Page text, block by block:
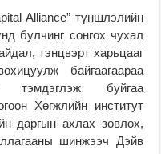
Alliance” түншлэлийн
булчинг сонгох чухал
тэнцвэрт харьцааг
байгаагаараа
тэмдэглэж буйгаа
Хөгжлийн институт
даргын ахлах зөвлөх,
шинжээч Дэйв